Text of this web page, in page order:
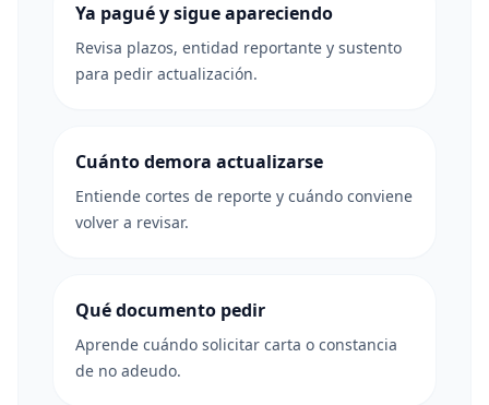
Ya pagué y sigue apareciendo
Revisa plazos, entidad reportante y sustento
para pedir actualización.
Cuánto demora actualizarse
Entiende cortes de reporte y cuándo conviene
volver a revisar.
Qué documento pedir
Aprende cuándo solicitar carta o constancia
de no adeudo.